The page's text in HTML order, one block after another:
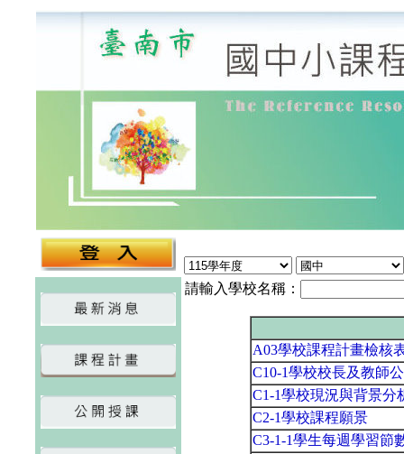
請輸入學校名稱：
A03學校課程計畫檢核
C10-1學校校長及教師
C1-1學校現況與背景分
C2-1學校課程願景
C3-1-1學生每週學習節